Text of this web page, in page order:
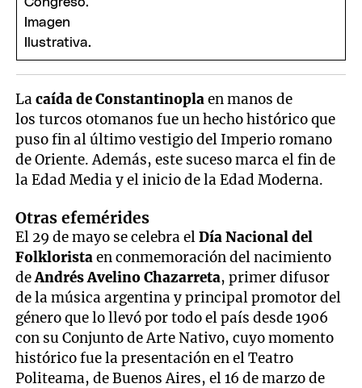
Lacaída de Constantinoplaen manos de
los turcos otomanos fue un hecho histórico que
puso fin al último vestigio del Imperio romano
de Oriente. Además, este suceso marca el fin de
la Edad Media y el inicio de la Edad Moderna.
Otras efemérides
El 29 de mayo se celebra elDía Nacional del
Folkloristaen conmemoración del nacimiento
deAndrés Avelino Chazarreta, primer difusor
de la música argentina y principal promotor del
género que lo llevó por todo el país desde 1906
con su Conjunto de Arte Nativo, cuyo momento
histórico fue la presentación en el Teatro
Politeama, de Buenos Aires, el 16 de marzo de